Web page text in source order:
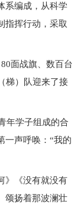
编成，从科学
指挥行动，采取
面战旗、数百台
梯）队迎来了接
学子组成的合
一声呼唤：“我的
《没有就没有
颂扬着那波澜壮